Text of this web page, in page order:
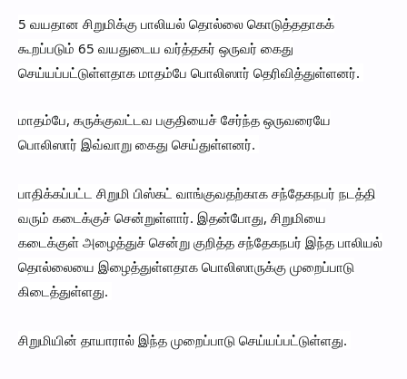
5 வயதான சிறுமிக்கு பாலியல் தொல்லை கொடுத்ததாகக்
கூறப்படும் 65 வயதுடைய வர்த்தகர் ஒருவர் கைது
செய்யப்பட்டுள்ளதாக மாதம்பே பொலிஸார் தெரிவித்துள்ளனர்.
மாதம்பே, கருக்குவட்டவ பகுதியைச் சேர்ந்த ஒருவரையே
பொலிஸார் இவ்வாறு கைது செய்துள்ளனர்.
பாதிக்கப்பட்ட சிறுமி பிஸ்கட் வாங்குவதற்காக சந்தேகநபர் நடத்தி
வரும் கடைக்குச் சென்றுள்ளார். இதன்போது, சிறுமியை
கடைக்குள் அழைத்துச் சென்று குறித்த சந்தேகநபர் இந்த பாலியல்
தொல்லையை இழைத்துள்ளதாக பொலிஸாருக்கு முறைப்பாடு
கிடைத்துள்ளது.
சிறுமியின் தாயாரால் இந்த முறைப்பாடு செய்யப்பட்டுள்ளது.